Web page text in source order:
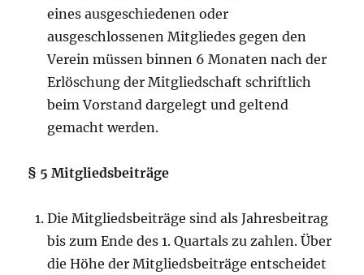
eines ausgeschiedenen oder
ausgeschlossenen Mitgliedes gegen den
Verein müssen binnen 6 Monaten nach der
Erlöschung der Mitgliedschaft schriftlich
beim Vorstand dargelegt und geltend
gemacht werden.
§ 5 Mitgliedsbeiträge
Die Mitgliedsbeiträge sind als Jahresbeitrag
bis zum Ende des 1. Quartals zu zahlen. Über
die Höhe der Mitgliedsbeiträge entscheidet